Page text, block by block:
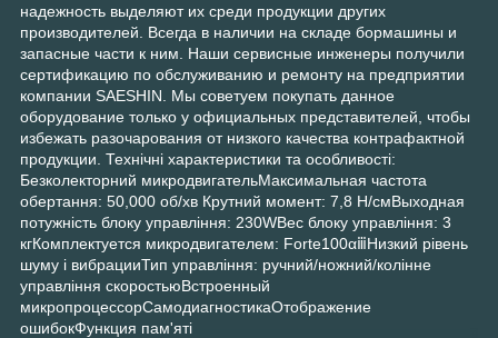
надежность выделяют их среди продукции других
производителей. Всегда в наличии на складе бормашины и
запасные части к ним. Наши сервисные инженеры получили
сертификацию по обслуживанию и ремонту на предприятии
компании SAESHIN. Мы советуем покупать данное
оборудование только у официальных представителей, чтобы
избежать разочарования от низкого качества контрафактной
продукции. Технічні характеристики та особливості:
Безколекторний микродвигательМаксимальная частота
обертання: 50,000 об/хв Крутний момент: 7,8 Н/смВыходная
потужність блоку управління: 230WВес блоку управління: 3
кгКомплектуется микродвигателем: Forte100αⅲНизкий рівень
шуму і вибрацииТип управління: ручний/ножний/колінне
управління скоростьюВстроенный
микропроцессорСамодиагностикаОтображение
ошибокФункция пам'яті